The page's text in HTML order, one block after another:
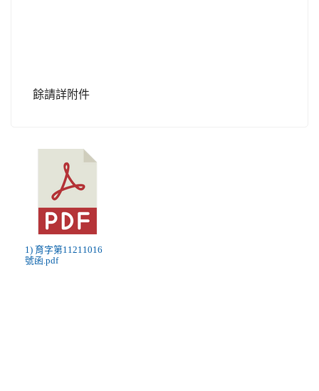
餘請詳附件
1) 育字第11211016
號函.pdf